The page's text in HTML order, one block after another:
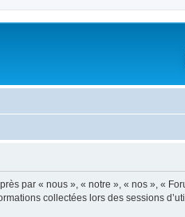
par « nous », « notre », « nos », «
collectées lors des sessions